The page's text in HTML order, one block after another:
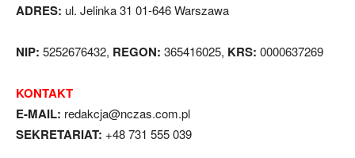
ADRES: ul. Jelinka 31 01-646 Warszawa
NIP: 5252676432, REGON: 365416025, KRS: 0000637269
KONTAKT
E-MAIL: redakcja@nczas.com.pl
SEKRETARIAT: +48 731 555 039